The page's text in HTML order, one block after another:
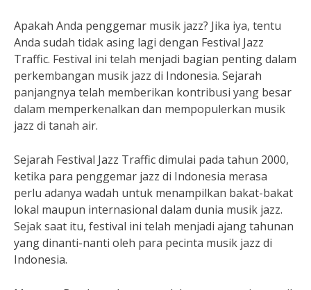
Apakah Anda penggemar musik jazz? Jika iya, tentu
Anda sudah tidak asing lagi dengan Festival Jazz
Traffic. Festival ini telah menjadi bagian penting dalam
perkembangan musik jazz di Indonesia. Sejarah
panjangnya telah memberikan kontribusi yang besar
dalam memperkenalkan dan mempopulerkan musik
jazz di tanah air.
Sejarah Festival Jazz Traffic dimulai pada tahun 2000,
ketika para penggemar jazz di Indonesia merasa
perlu adanya wadah untuk menampilkan bakat-bakat
lokal maupun internasional dalam dunia musik jazz.
Sejak saat itu, festival ini telah menjadi ajang tahunan
yang dinanti-nanti oleh para pecinta musik jazz di
Indonesia.